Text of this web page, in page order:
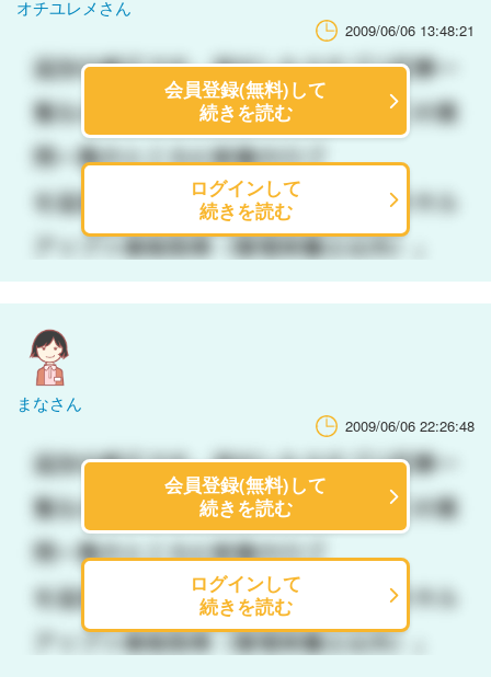
オチユレメさん
2009/06/06 13:48:21
会員登録(無料)して
続きを読む
ログインして
続きを読む
まなさん
2009/06/06 22:26:48
会員登録(無料)して
続きを読む
ログインして
続きを読む